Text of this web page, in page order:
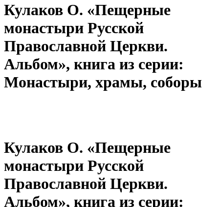
Кулаков О. «Пещерные
монастыри Русской
Православной Церкви.
Альбом», книга из серии:
Монастыри, храмы, соборы
Кулаков О. «Пещерные
монастыри Русской
Православной Церкви.
Альбом», книга из серии: